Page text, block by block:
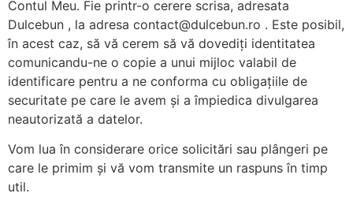
Contul Meu. Fie printr-o cerere scrisa, adresata
Dulcebun , la adresa contact@dulcebun.ro . Este posibil,
în acest caz, să vă cerem să vă dovediți identitatea
comunicandu-ne o copie a unui mijloc valabil de
identificare pentru a ne conforma cu obligațiile de
securitate pe care le avem și a împiedica divulgarea
neautorizată a datelor.
Vom lua în considerare orice solicitări sau plângeri pe
care le primim și vă vom transmite un raspuns în timp
util.